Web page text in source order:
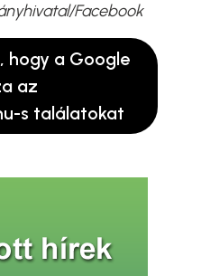
Facebook
hogy a Google
az
s találatokat